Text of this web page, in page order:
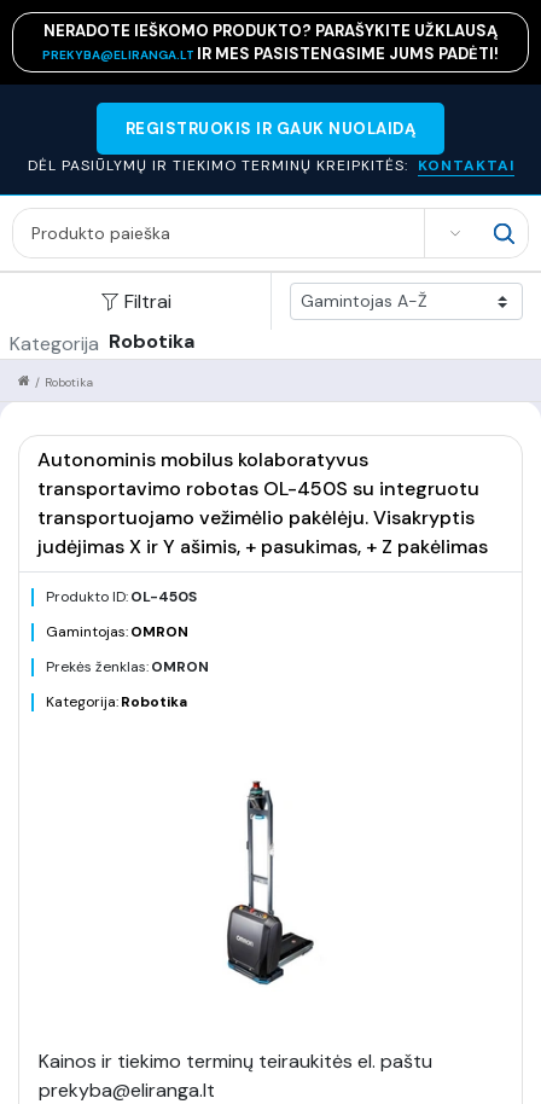
NERADOTE IEŠKOMO PRODUKTO? PARAŠYKITE UŽKLAUSĄ
PREKYBA@ELIRANGA.LT IR MES PASISTENGSIME JUMS PADĖTI!
REGISTRUOKIS IR GAUK NUOLAIDĄ
DĖL PASIŪLYMŲ IR TIEKIMO TERMINŲ KREIPKITĖS: KONTAKTAI
SEARCH
Filtrai
Kategorija Robotika
Robotika
/
Autonominis mobilus kolaboratyvus
transportavimo robotas OL-450S su integruotu
transportuojamo vežimėlio pakėlėju. Visakryptis
judėjimas X ir Y ašimis, + pasukimas, + Z pakėlimas
Produkto ID:OL-450S
Gamintojas:OMRON
Prekės ženklas:OMRON
Kategorija:Robotika
Kainos ir tiekimo terminų teiraukitės el. paštu
prekyba@eliranga.lt